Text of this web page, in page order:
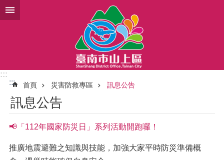
跳到主要內容區塊
:::
:::
首頁 災害防救專區 訊息公告
訊息公告
📢「112年國家防災日」系列活動開跑囉！
推廣地震避難之知識與技能，加強大家平時防災準備概